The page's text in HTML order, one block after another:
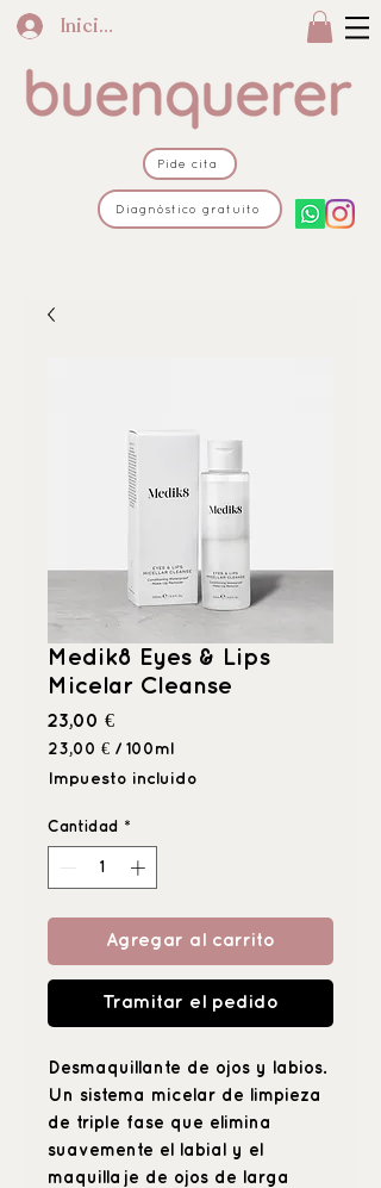
Iniciar sesión
Pide cita
Diagnóstico gratuito
Medik8 Eyes & Lips
Micelar Cleanse
23,00 €Precio
23,00 € / 100ml
23,00 €
por
Mililitro
Impuesto incluido
Cantidad *
Agregar al carrito
Tramitar el pedido
Desmaquillante de ojos y labios.
Un sistema micelar de limpieza
de triple fase que elimina
suavemente el labial y el
maquillaje de ojos de larga